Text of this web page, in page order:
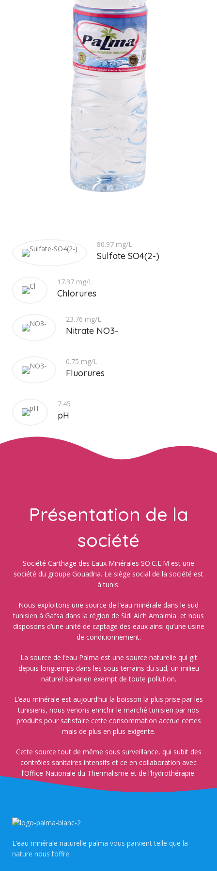
80.97 mg/L
Sulfate SO4(2-)
17.37 mg/L
Chlorures
23.76 mg/L
Nitrate NO3-
0.75 mg/L
Fluorures
7.45
pH
Présentation de la
société
Société Carthage des Eaux Minérales SO.C.E.M est une
société du groupe Gouadria. Le siège social de la société est
à tunis.
Nous exploitons une source de l’eau minérale dans le sud
tunisien à Gafsa dans la région de Sidi Aich Amaimia et nous
disposons d’une unité de captage des eaux ainsi qu’une usine
de conditionnement.
La source de l’eau Palma est une source naturelle qui git
depuis longtemps dans les sous terrains du sud, un milieu
naturel saharien exempt de toute pollution.
L’eau minérale est aujourd’hui la boisson la plus prise par les
tunisiens, nous venons enrichir le marché tunisien par nos
produits pour satisfaire cette consommation accrue certes
mais de plus en plus exigente.
Cette source tout de même sous surveillance, qui subit des
contrôles sanitaires intensifs et ce en collaboration avec
l’Office Nationale du Thermalisme et de l’hydrothérapie.
L’eau minérale naturelle palma vous parvient telle que la
nature nous l’offre